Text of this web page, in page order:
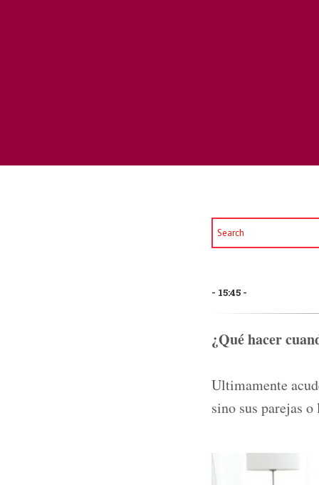
15:45
¿Qué hacer
Ultimamente
sino sus parejas